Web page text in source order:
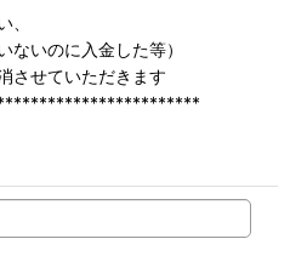
、
ないのに入金した等）
させていただきます